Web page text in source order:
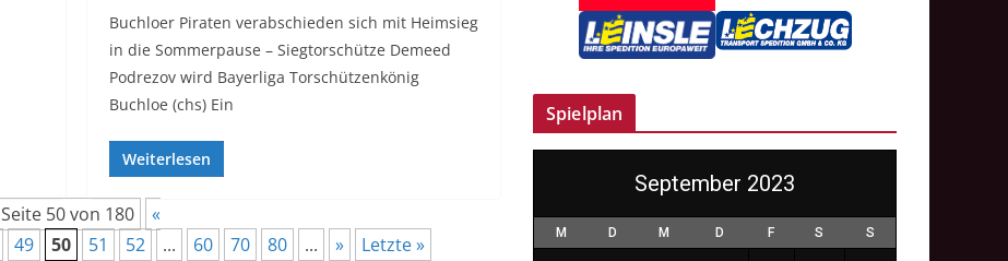
Buchloer Piraten verabschieden sich mit Heimsieg
in die Sommerpause – Siegtorschütze Demeed
Podrezov wird Bayerliga Torschützenkönig
Buchloe (chs) Ein
Weiterlesen
Seite 50 von 180
«
49 50 51 52 ... 60 70 80 ... » Letzte »
Spielplan
September 2023
M D M D F S S